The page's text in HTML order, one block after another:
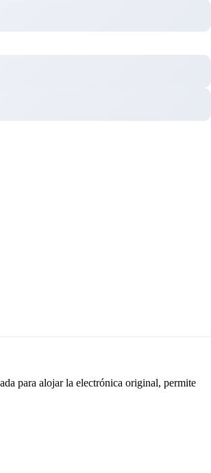
para alojar la electrónica original, permite